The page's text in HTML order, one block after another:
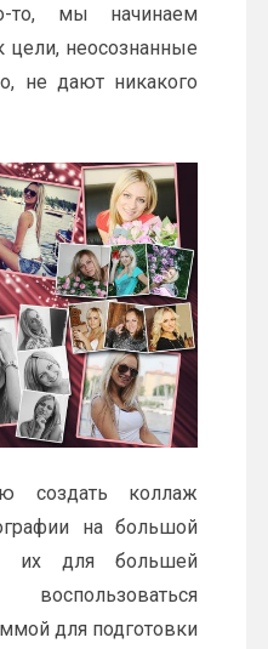
то, мы начинаем
цели, неосознанные
не дают никакого
создать коллаж
на большой
их для большей
для подготовки